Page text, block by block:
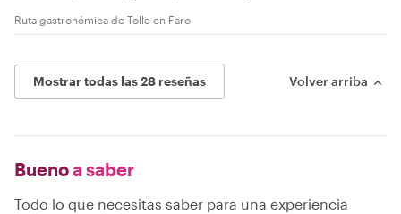
Ruta gastronómica de Tolle en Faro
Mostrar todas las 28 reseñas Volver arriba
Buenoa saber
Todo lo que necesitas saber para una experiencia